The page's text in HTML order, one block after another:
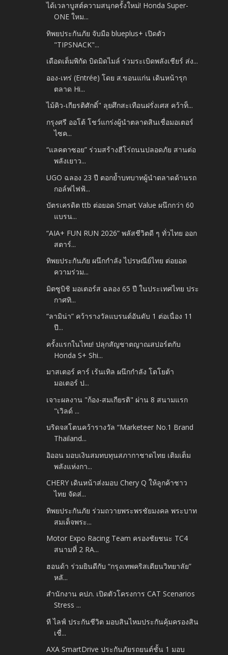
ได้เวลาบูสต์ความสนุกครั้งใหม่! Honda Super-
ONE ใหม...
ทิพยประกันภัย จับมือ blueplus+ เปิดตัว
"TIPSNACK"...
เดือดเต็มพิกัด บิดมิดไมล์ ร่วมระเบิดพลังเชียร์ ส่ง...
ออง-เทร่ (Entrée) โดย ส.ขอนแก่น เดินหน้ารุก
ตลาด Hi...
ไม้คิว-เกียรติศักดิ์" ลุยศึกสะเทือนฝรั่งเศส คว้าท็...
กรุงศรี ออโต้ โชว์แกร่งผู้นำตลาดสินเชื่อมอเตอร์
ไซค...
“แลคตาซอย” ร่วมสร้างฮีโร่ถนนปลอดภัย สานต่อ
พลังเยาว...
UGO ฉลอง 23 ปี ตอกย้ำบทบาทผู้นำตลาดด้านรถ
กอล์ฟไฟฟ้...
บัตรเครดิต ttb ต่อยอด Smart Value ผนึกกว่า 60
แบรน...
“AIA+ FUN RUN 2026” พลัสชีวิตดี ๆ ทั่วไทย ออก
สตาร์...
ทิพยประกันภัย ผนึกกำลัง ไปรษณีย์ไทย ต่อยอด
ความร่วม...
มิตซูบิชิ มอเตอร์ส ฉลอง 65 ปี ในประเทศไทย ประ
กาศทิ...
“ลามิน่า” คว้ารางวัลแบรนด์อันดับ 1 ต่อเนื่อง 11
ปี...
ครั้งแรกในไทย! ปลุกสัญชาตญาณสปอร์ตกับ
Honda S+ Shi...
มาสเตอร์ คาร์ เร้นเทิล ผนึกกำลัง โตโยต้า
มอเตอร์ ป...
เจาะผลงาน "ก้อง-สมเกียรติ" ผ่าน 8 สนามแรก
"เวิลด์ ...
บริดจสโตนคว้ารางวัล “Marketeer No.1 Brand
Thailand...
อิออน มอบเงินสมทบทุนสภากาชาดไทย เติมเต็ม
พลังแห่งกา...
CHERY เดินหน้าส่งมอบ Chery Q ให้ลูกค้าชาว
ไทย จัดส่...
ทิพยประกันภัย ร่วมถวายพระพรชัยมงคล พระบาท
สมเด็จพระ...
Motor Expo Racing Team ครองชัยชนะ TC4
สนามที่ 2 RA...
ฮอนด้า ร่วมยินดีกับ “กรุงเทพคริสเตียนวิทยาลัย”
หลั...
สำนักงาน คปภ. เปิดตัวโครงการ CAT Scenarios
Stress ...
ที ไลฟ์ ประกันชีวิต มอบสินไหมประกันคุ้มครองสิน
เชื่...
AXA SmartDrive ประกันภัยรถยนต์ชั้น 1 มอบ